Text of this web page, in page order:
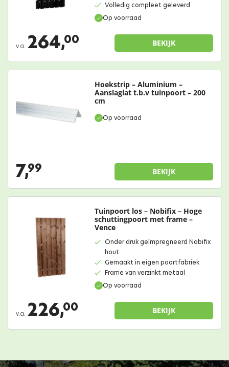
Op voorraad
Volledig compleet geleverd
v.a. 264,00 BEKIJK
Op voorraad
Hoekstrip – Aluminium –
Aanslaglat t.b.v tuinpoort – 200
cm
7,99 BEKIJK
Op voorraad
Tuinpoort los – Nobifix – Hoge
schuttingpoort met frame –
Vence
Onder druk geïmpregneerd Nobifix
hout
Gemaakt in eigen poortfabriek
Frame van verzinkt metaal
v.a. 226,00 BEKIJK